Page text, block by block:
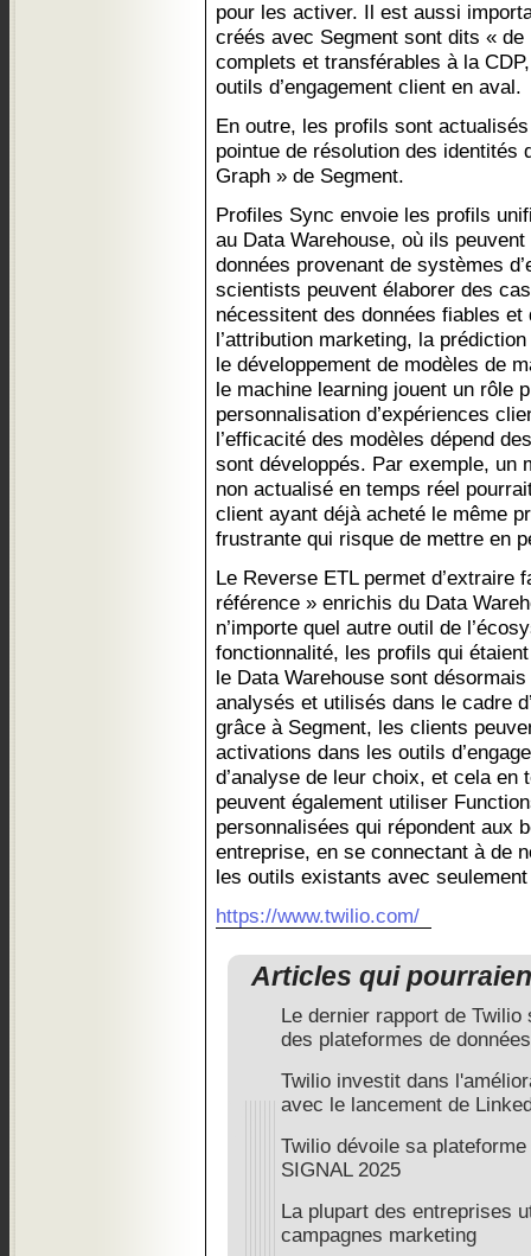
pour les activer. Il est aussi
créés avec Segment sont dits «
complets et transférables à la
outils d’engagement client en aval.
En outre, les profils sont
pointue de résolution des identités
Graph » de Segment.
Profiles Sync envoie les profils
au Data Warehouse, où ils
données provenant de systèmes
scientists peuvent élaborer des
nécessitent des données fiables
l’attribution marketing, la
le développement de modèles de
le machine learning jouent un rôle
personnalisation d’expériences
l’efficacité des modèles dépend
sont développés. Par exemple, un
non actualisé en temps réel
client ayant déjà acheté le même
frustrante qui risque de mettre en
Le Reverse ETL permet d’extraire
référence » enrichis du Data
n’importe quel autre outil de
fonctionnalité, les profils qui
le Data Warehouse sont
analysés et utilisés dans le cadre
grâce à Segment, les clients
activations dans les outils
d’analyse de leur choix, et cela en
peuvent également utiliser
personnalisées qui répondent aux
entreprise, en se connectant à de
les outils existants avec
https://www.twilio.com/
Articles qui
Le dernier rapport de
des plateformes de données
Twilio investit dans
avec le lancement de
Twilio dévoile sa
SIGNAL 2025
La plupart des entreprises
campagnes marketing